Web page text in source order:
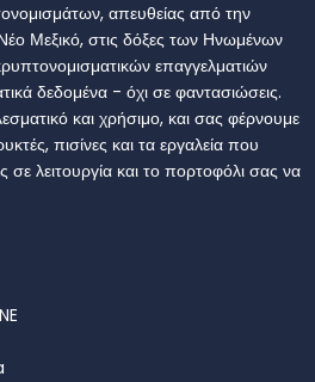
απευθείας από την
Μεξικό, στις δόξες των Ηνωμένων
επαγγελματιών
δεδομένα - όχι σε φαντασιώσεις.
και χρήσιμο, και σας φέρνουμε
πισίνες και τα εργαλεία που
σε λειτουργία και το πορτοφόλι σας να